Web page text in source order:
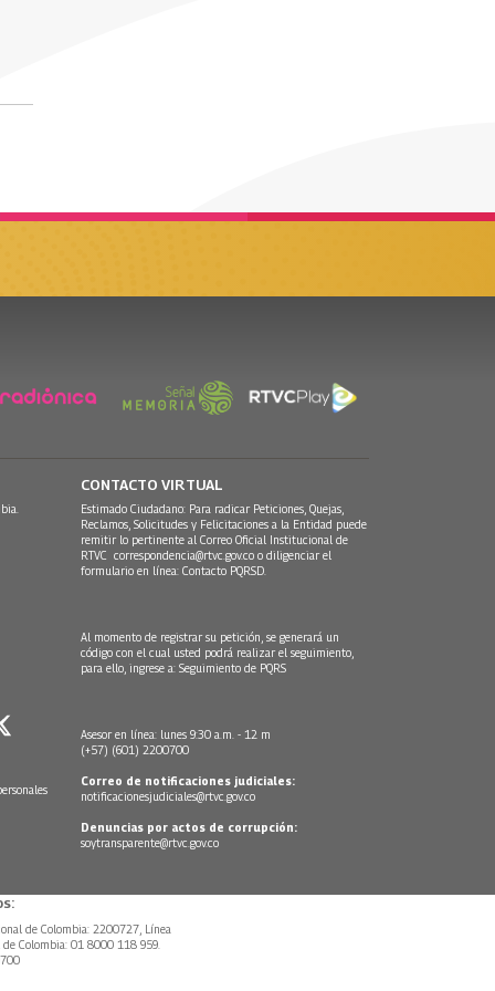
CONTACTO VIRTUAL
Estimado Ciudadano: Para radicar Peticiones, Quejas,
Reclamos, Solicitudes y Felicitaciones a la Entidad puede
remitir lo pertinente al Correo Oficial Institucional de
RTVC correspondencia@rtvc.gov.co o diligenciar el
formulario en línea: Contacto PQRSD.
Al momento de registrar su petición, se generará un
código con el cual usted podrá realizar el seguimiento,
para ello, ingrese a: Seguimiento de PQRS
Asesor en línea: lunes 9:30 a.m. - 12 m
(+57) (601) 2200700
Correo de notificaciones judiciales:
notificacionesjudiciales@rtvc.gov.co
Denuncias por actos de corrupción:
soytransparente@rtvc.gov.co
de Colombia: 2200727, Línea
Colombia: 01 8000 118 959.